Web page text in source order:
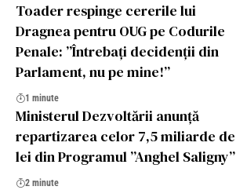
Toader respinge cererile lui
Dragnea pentru OUG pe Codurile
Penale: ”Întrebați decidenții din
Parlament, nu pe mine!”
1 minute
Ministerul Dezvoltării anunță
repartizarea celor 7,5 miliarde de
lei din Programul ”Anghel Saligny”
2 minute